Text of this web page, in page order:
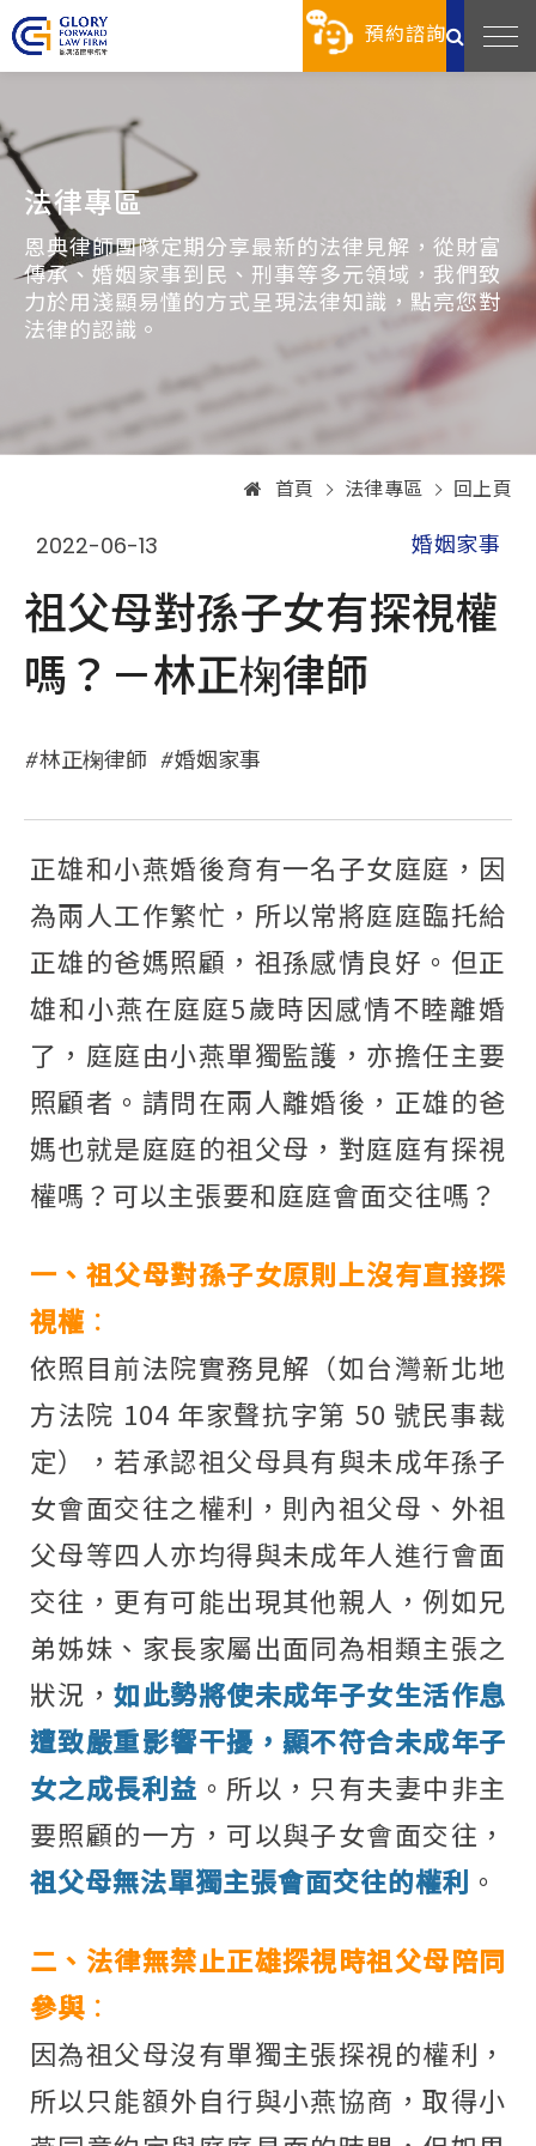
預約諮詢
法律專區
恩典律師團隊定期分享最新的法律見解，從財富
傳承、婚姻家事到民、刑事等多元領域，我們致
力於用淺顯易懂的方式呈現法律知識，點亮您對
法律的認識。
首頁 法律專區 回上頁
2022-06-13 婚姻家事
祖父母對孫子女有探視權
嗎？－林正椈律師
林正椈律師 婚姻家事
正雄和小燕婚後育有一名子女庭庭，因
為兩人工作繁忙，所以常將庭庭臨托給
正雄的爸媽照顧，祖孫感情良好。但正
雄和小燕在庭庭5歲時因感情不睦離婚
了，庭庭由小燕單獨監護，亦擔任主要
照顧者。請問在兩人離婚後，正雄的爸
媽也就是庭庭的祖父母，對庭庭有探視
權嗎？可以主張要和庭庭會面交往嗎？
一、祖父母對孫子女原則上沒有直接探
視權 ：
依照目前法院實務見解（如台灣新北地
方法院 104 年家聲抗字第 50 號民事裁
定），若承認祖父母具有與未成年孫子
女會面交往之權利，則內祖父母、外祖
父母等四人亦均得與未成年人進行會面
交往，更有可能出現其他親人，例如兄
弟姊妹、家長家屬出面同為相類主張之
狀況，如此勢將使未成年子女生活作息
遭致嚴重影響干擾，顯不符合未成年子
女之成長利益 。所以，只有夫妻中非主
要照顧的一方，可以與子女會面交往，
祖父母無法單獨主張會面交往的權利 。
二、法律無禁止正雄探視時祖父母陪同
參與 ：
因為祖父母沒有單獨主張探視的權利，
所以只能額外自行與小燕協商，取得小